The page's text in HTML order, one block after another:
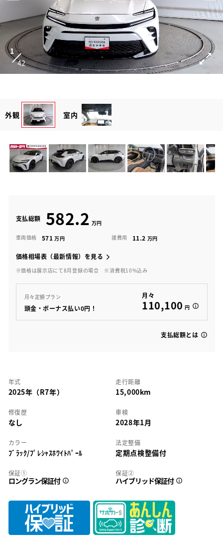
1
42
外観 室内
支払総額 582.2
車両価格 571 諸費用 11.2
価格相場表（最新情報）を見る
※価格は展示店にて8月登録の場合 ※消費税10%込み
月々定額プラン
頭金・ボーナス払い0円！
月々
110,100 円
支払総額とは
年式
2025年（R7年）
走行距離
15,000km
修復歴
なし
車検
2028年1月
カラー
ﾌﾞﾗｯｸ/ﾌﾟﾚｼｬｽﾎﾜｲﾄﾊﾟｰﾙ
法定整備
定期点検整備付
保証①
ロングラン保証付
保証②
ハイブリッド保証付